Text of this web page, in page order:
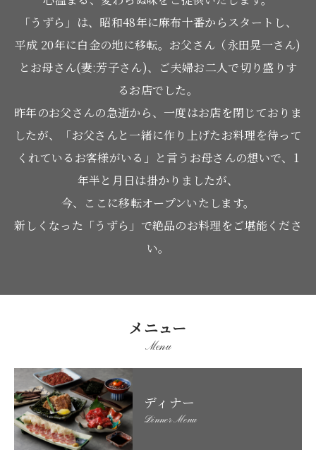
「うずら」は、昭和48年に麻布十番からスタートし、
平成 20年に白金の地に移転。お父さん（永田晃一さん)
とお母さん(妻:芳子さん)、ご夫婦お二人で切り盛りす
るお店でした。
昨年のお父さんの急逝から、一度はお店を閉じておりま
したが、「お父さんと一緒に作り上げたお料理を待って
くれているお客様がいる」と言うお母さんの想いで、1
年半と月日は掛かりましたが、
今、ここに移転オープンいたします。
新しくなった「うずら」で絶品のお料理をご堪能くださ
い。
メニュー
Menu
ディナー
Dinner Menu